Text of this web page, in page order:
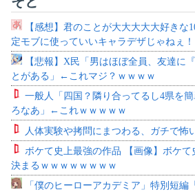
【感想】君のことが大大大大大好きな
定モブに使っていいキャラデザじゃねぇ！
【悲報】X民「男はほぼ全員、友達に
とがある」←これマジ？ｗｗｗｗ
一般人「四国？隣り合ってるし4県を
ろなあ」←これｗｗｗｗｗ
人体実験や拷問にまつわる、ガチで怖
ボケて史上最強の作品 【画像】ボケ
決まるｗｗｗｗｗｗｗｗ
「僕のヒーローアカデミア」特別短編